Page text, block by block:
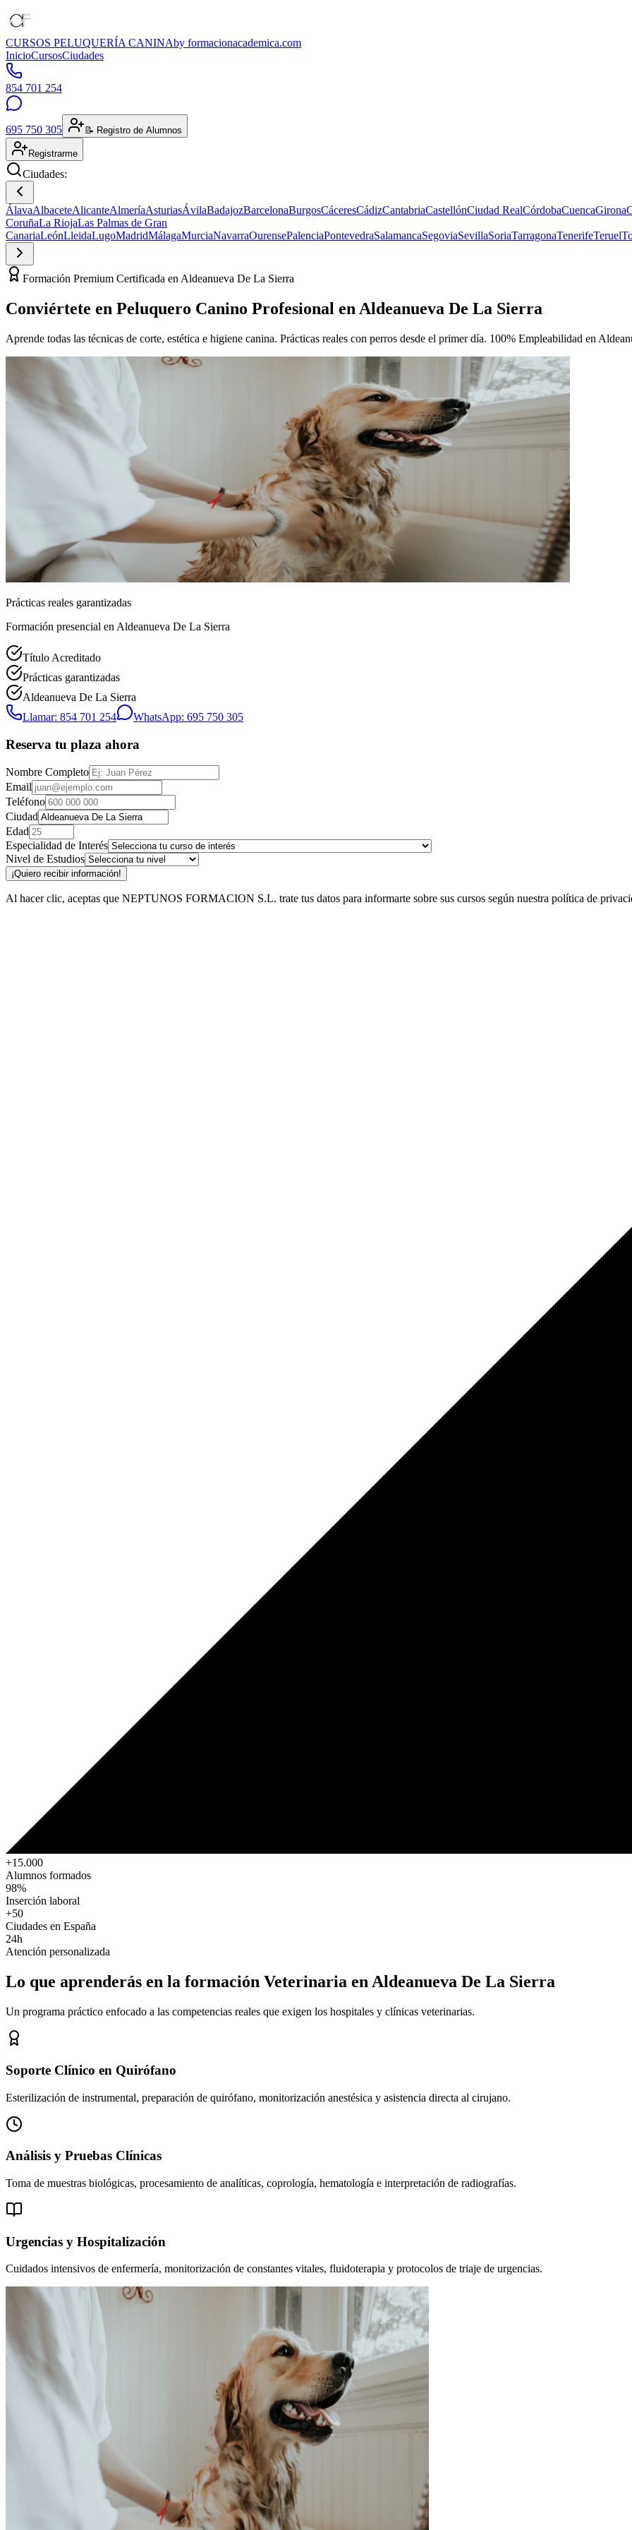
CURSOS PELUQUERÍA CANINAby formacionacademica.com
InicioCursosCiudades
854 701 254
695 750 305 📝 Registro de Alumnos
Registrarme
Ciudades:
ÁlavaAlbaceteAlicanteAlmeríaAsturiasÁvilaBadajozBarcelonaBurgosCáceresCádizCantabriaCastellónCiudad RealCórdobaCuencaGirona
CoruñaLa RiojaLas Palmas de Gran
CanariaLeónLleidaLugoMadridMálagaMurciaNavarraOurensePalenciaPontevedraSalamancaSegoviaSevillaSoriaTarragonaTenerifeTeruel
Formación Premium Certificada en Aldeanueva De La Sierra
Conviértete en Peluquero Canino Profesional en Aldeanueva De La Sierra
Aprende todas las técnicas de corte, estética e higiene canina. Prácticas reales con perros desde el primer día. 100% Empleabilidad en
Prácticas reales garantizadas
Formación presencial en Aldeanueva De La Sierra
Título Acreditado
Prácticas garantizadas
Aldeanueva De La Sierra
Llamar: 854 701 254
WhatsApp: 695 750 305
Reserva tu plaza ahora
Nombre Completo
Email
Teléfono
Ciudad
Edad
Especialidad de Interés
Nivel de Estudios
¡Quiero recibir información!
Al hacer clic, aceptas que NEPTUNOS FORMACION S.L. trate tus datos para informarte sobre sus cursos según nuestra política de
+15.000
Alumnos formados
98%
Inserción laboral
+50
Ciudades en España
24h
Atención personalizada
Lo que aprenderás en la formación Veterinaria en Aldeanueva De La Sierra
Un programa práctico enfocado a las competencias reales que exigen los hospitales y clínicas veterinarias.
Soporte Clínico en Quirófano
Esterilización de instrumental, preparación de quirófano, monitorización anestésica y asistencia directa al cirujano.
Análisis y Pruebas Clínicas
Toma de muestras biológicas, procesamiento de analíticas, coprología, hematología e interpretación de radiografías.
Urgencias y Hospitalización
Cuidados intensivos de enfermería, monitorización de constantes vitales, fluidoterapia y protocolos de triaje de urgencias.